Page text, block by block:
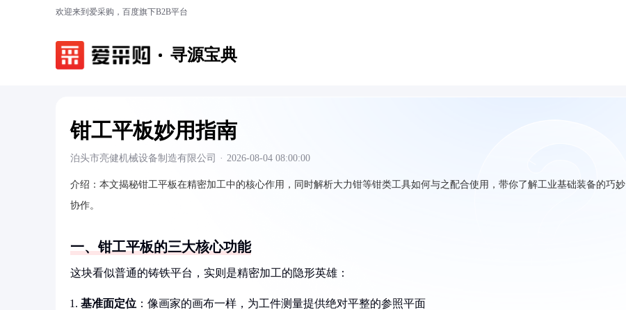
欢迎来到爱采购，百度旗下B2B平台
寻源宝典
钳工平板妙用指南
泊头市亮健机械设备制造有限公司 · 2026-08-04 08:00:00
介绍： 本文揭秘钳工平板在精密加工中的核心作用，同时解析大力钳等钳类工具如何与之配合使用，带你了解工业基础装备的巧妙
协作。
一、钳工平板的三大核心功能
这块看似普通的铸铁平台，实则是精密加工的隐形英雄：
基准面定位 ：像画家的画布一样，为工件测量提供绝对平整的参照平面